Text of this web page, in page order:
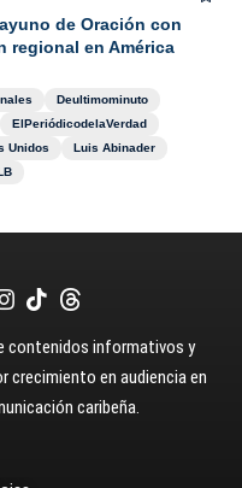
de Oración con
regional en América
Deultimominuto
ElPeriódicodelaVerdad
Unidos
Luis Abinader
contenidos informativos y
crecimiento en audiencia en
caribeña.